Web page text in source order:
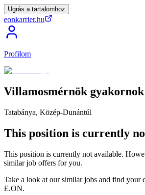
Ugrás a tartalomhoz
eonkarrier.hu
Profilom
Villamosmérnök gyakornok
Tatabánya, Közép-Dunántúl
This position is currently
This position is currently not available.
similar job offers for you.
Take a look at our similar jobs and find your
E.ON.